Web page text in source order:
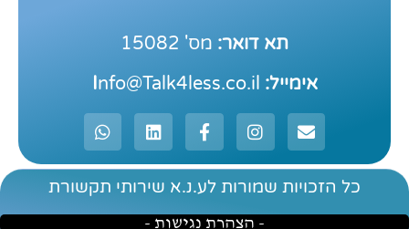
תא דואר: מס' 15082
אימייל: I nfo@Talk4less.co.il
כל הזכויות שמורות לע.נ.א שירותי תקשורת
- הצהרת נגישות -